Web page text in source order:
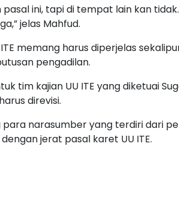
ini, tapi di tempat lain kan
jelas Mahfud.
memang harus diperjelas
pengadilan.
tim kajian UU ITE yang diketuai
direvisi.
narasumber yang terdiri dari
jerat pasal karet UU ITE.